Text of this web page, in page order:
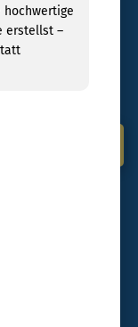
Anzeigen. Die
mit allen
hochwertige
erstellst –